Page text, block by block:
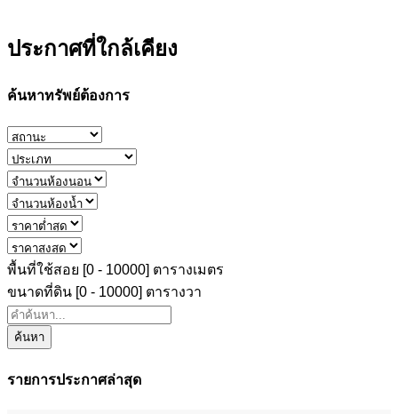
ประกาศที่ใกล้เคียง
ค้นหาทรัพย์ต้องการ
พื้นที่ใช้สอย [0 - 10000] ตารางเมตร
ขนาดที่ดิน [0 - 10000] ตารางวา
ค้นหา
รายการประกาศล่าสุด